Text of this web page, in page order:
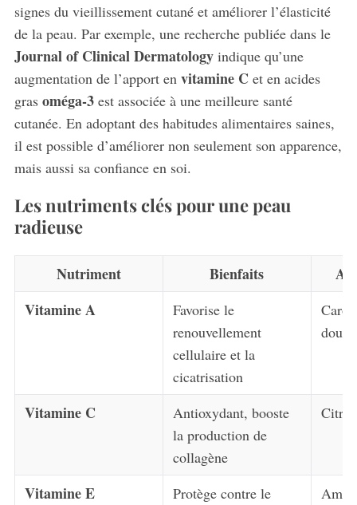
signes du vieillissement cutané et améliorer l’élasticité
de la peau. Par exemple, une recherche publiée dans le
Journal of Clinical Dermatologyindique qu’une
augmentation de l’apport en vitamine C et en acides
gras oméga-3est associée à une meilleure santé
cutanée. En adoptant des habitudes alimentaires saines,
il est possible d’améliorer non seulement son apparence,
mais aussi sa confiance en soi.
Les nutriments clés pour une peau
radieuse
Nutriment Bienfaits
Vitamine A
Favorise le
renouvellement
cellulaire et la
cicatrisation
Vitamine C
Antioxydant, booste
la production de
collagène
Vitamine E
Protège contre le